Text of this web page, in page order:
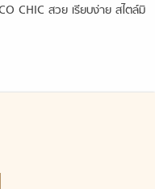
CHIC สวย เรียบง่าย สไตล์มิ